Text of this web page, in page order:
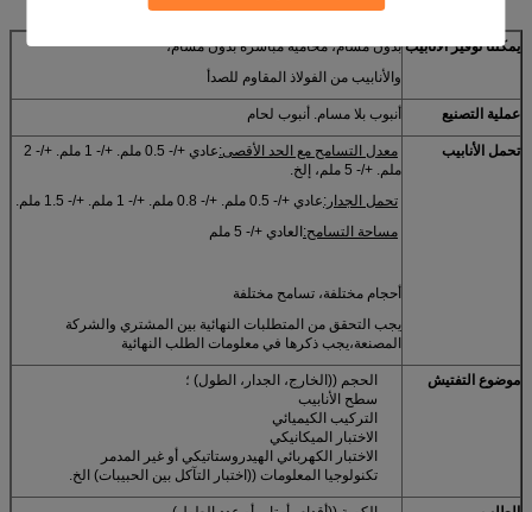
يمكننا توفير الأنابيب بدون مسام، محامية مباشرة بدون مسام،
والأنابيب من الفولاذ المقاوم للصدأ
عملية التصنيع أنبوب بلا مسام. أنبوب لحام
تحمل الأنابيب معدل التسامح مع الحد الأقصى:
عادي +/- 0.5 ملم. +/- 1 ملم. +/- 2
ملم. +/- 5 ملم، إلخ.
تحمل الجدار:عادي +/- 0.5 ملم. +/- 0.8 ملم. +/- 1 ملم. +/- 1.5 ملم.
مساحة التسامح:العادي +/- 5 ملم
أحجام مختلفة، تسامح مختلفة
يجب التحقق من المتطلبات النهائية بين المشتري والشركة
المصنعة،يجب ذكرها في معلومات الطلب النهائية
موضوع التفتيش
الحجم ((الخارج، الجدار، الطول) ؛
سطح الأنابيب
التركيب الكيميائي
الاختبار الميكانيكي
الاختبار الكهربائي الهيدروستاتيكي أو غير المدمر
تكنولوجيا المعلومات ((اختبار التآكل بين الحبيبات) الخ.